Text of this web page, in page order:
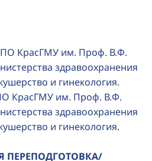
КрасГМУ им. Проф. В.Ф.
здравоохранения
и гинекология.
КрасГМУ им. Проф. В.Ф.
здравоохранения
и гинекология.
ПЕРЕПОДГОТОВКА/